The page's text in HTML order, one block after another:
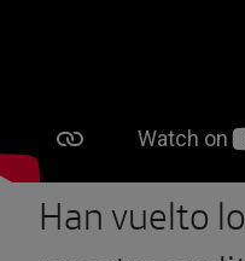
Han vuelto